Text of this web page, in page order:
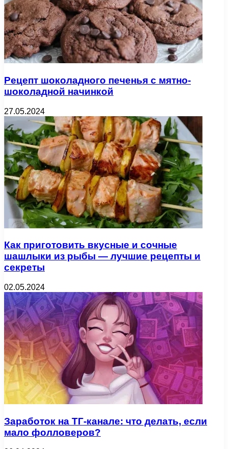
Рецепт шоколадного печенья с мятно-
шоколадной начинкой
27.05.2024
Как приготовить вкусные и сочные
шашлыки из рыбы — лучшие рецепты и
секреты
02.05.2024
Заработок на ТГ-канале: что делать, если
мало фолловеров?